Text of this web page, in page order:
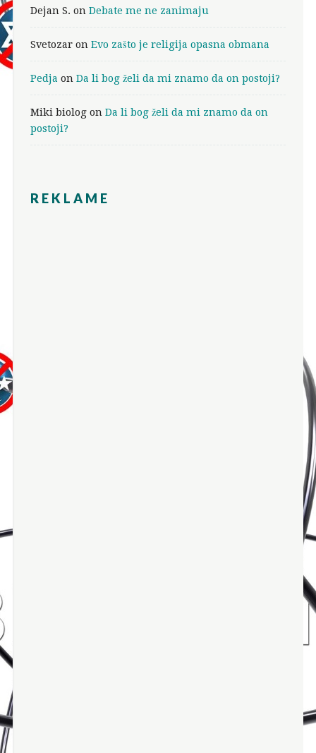
Dejan S. on Debate me ne zanimaju
Svetozaron Evo zašto je religija opasna obmana
Pedja on Da li bog želi da mi znamo da on postoji?
Miki biologon Da li bog želi da mi znamo da on
postoji?
REKLAME